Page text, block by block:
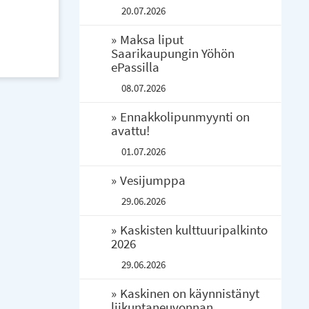
20.07.2026
Maksa liput
Saarikaupungin Yöhön
ePassilla
08.07.2026
Ennakkolipunmyynti on
avattu!
01.07.2026
Vesijumppa
29.06.2026
Kaskisten kulttuuripalkinto
2026
29.06.2026
Kaskinen on käynnistänyt